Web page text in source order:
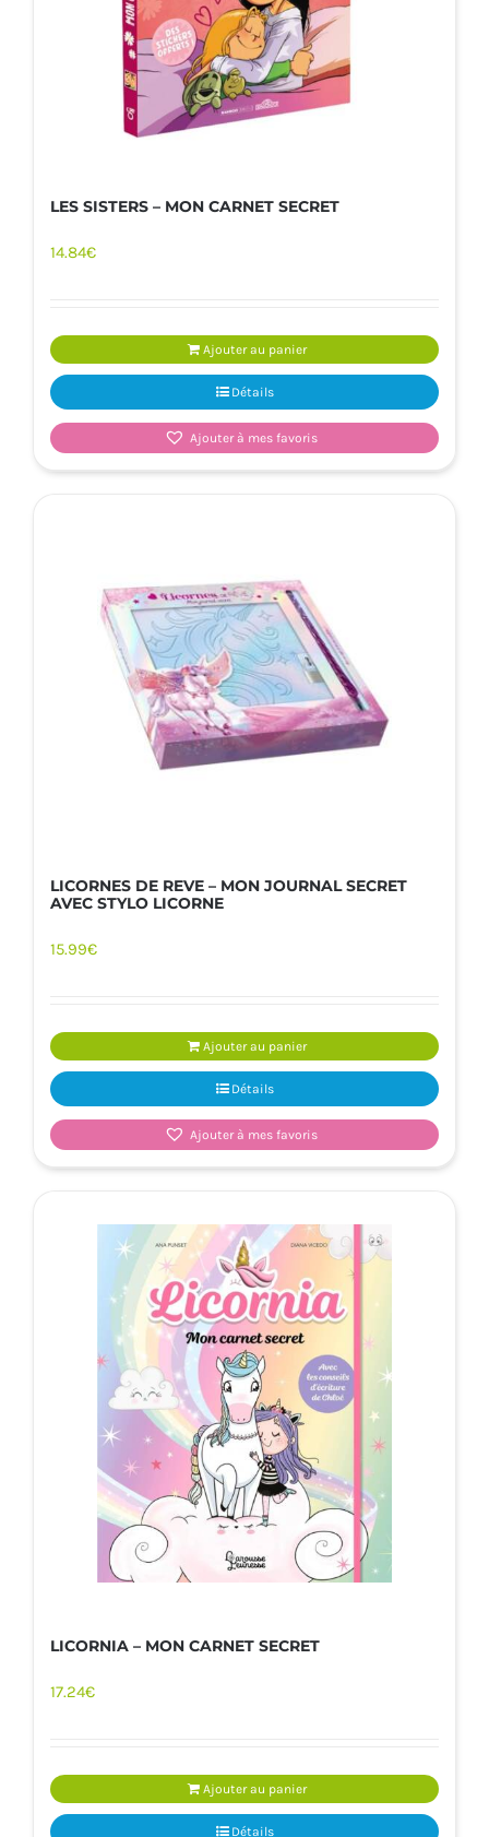
LES SISTERS – MON CARNET SECRET
14.84€
Ajouter au panier
Détails
Ajouter à mes favoris
LICORNES DE REVE – MON JOURNAL SECRET
AVEC STYLO LICORNE
15.99€
Ajouter au panier
Détails
Ajouter à mes favoris
LICORNIA – MON CARNET SECRET
17.24€
Ajouter au panier
Détails